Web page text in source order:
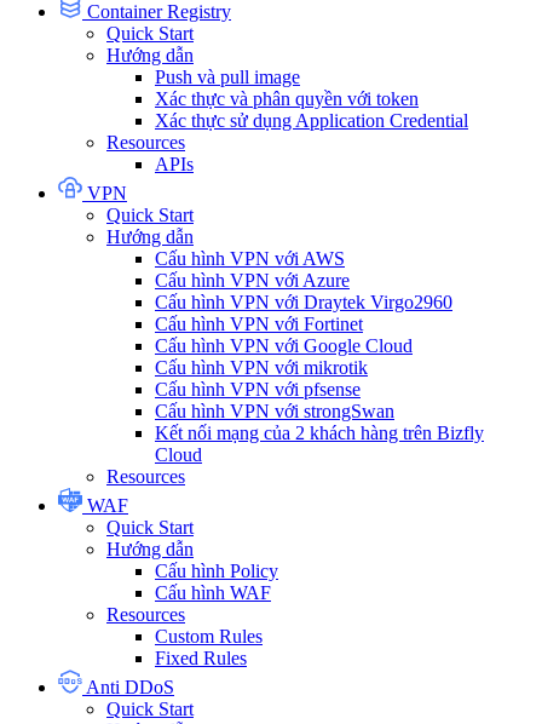
Container Registry
Quick Start
Hướng dẫn
Push và pull image
Xác thực và phân quyền với token
Xác thực sử dụng Application Credential
Resources
APIs
VPN
Quick Start
Hướng dẫn
Cấu hình VPN với AWS
Cấu hình VPN với Azure
Cấu hình VPN với Draytek Virgo2960
Cấu hình VPN với Fortinet
Cấu hình VPN với Google Cloud
Cấu hình VPN với mikrotik
Cấu hình VPN với pfsense
Cấu hình VPN với strongSwan
Kết nối mạng của 2 khách hàng trên Bizfly
Cloud
Resources
WAF
Quick Start
Hướng dẫn
Cấu hình Policy
Cấu hình WAF
Resources
Custom Rules
Fixed Rules
Anti DDoS
Quick Start